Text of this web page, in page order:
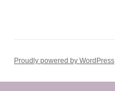
Proudly powered by WordPress